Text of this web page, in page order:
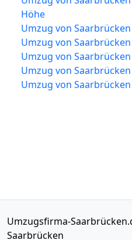
Höhe
Umzug von
Umzug von
Umzug von
Umzug von
Umzug von
Umzugsfirma-
Saarbrücken